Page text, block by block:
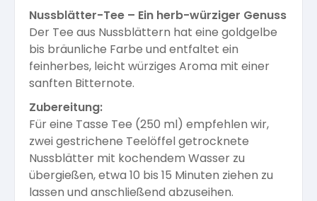
Bücher
Nussblätter-Tee – Ein herb-würziger Genuss
Der Tee aus Nussblättern hat eine goldgelbe
bis bräunliche Farbe und entfaltet ein
feinherbes, leicht würziges Aroma mit einer
sanften Bitternote.
Zubereitung:
Für eine Tasse Tee (250 ml) empfehlen wir,
zwei gestrichene Teelöffel getrocknete
Nussblätter mit kochendem Wasser zu
übergießen, etwa 10 bis 15 Minuten ziehen zu
lassen und anschließend abzuseihen.